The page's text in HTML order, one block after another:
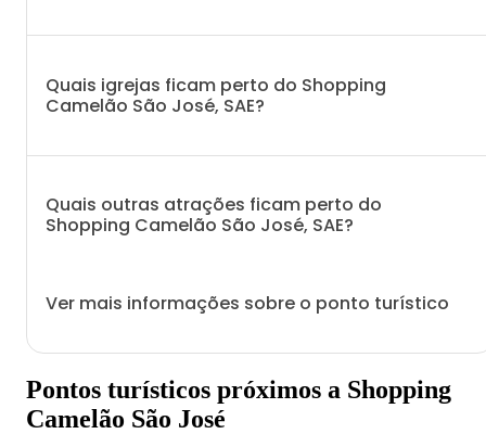
Quais igrejas ficam perto do Shopping
Camelão São José, SAE?
Quais outras atrações ficam perto do
Shopping Camelão São José, SAE?
Ver mais informações sobre o ponto turístico
Pontos turísticos próximos a Shopping
Camelão São José